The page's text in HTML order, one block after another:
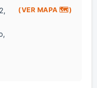
(VER MAPA 🗺️)